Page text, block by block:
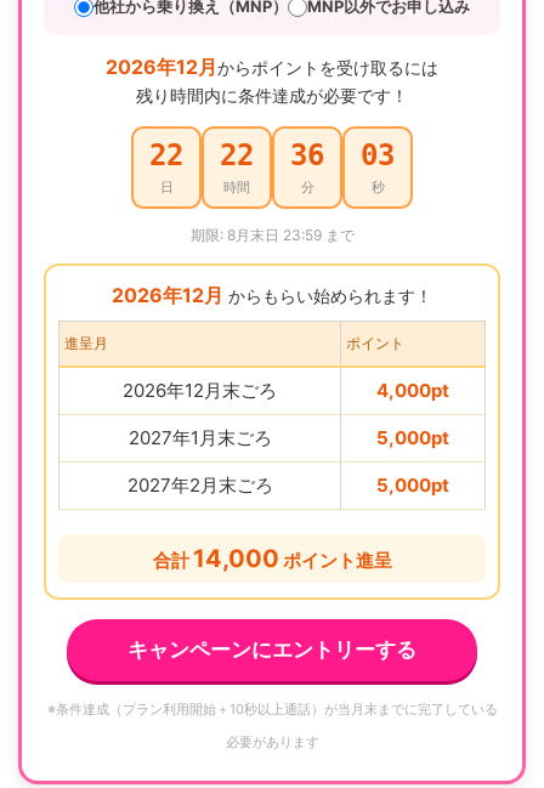
他社から乗り換え（MNP） MNP以外でお申し込み
2026年12月 からポイントを受け取るには
残り時間内に条件達成が必要です！
22
日
22
時間
36
分
02
秒
期限: 8月末日 23:59 まで
2026年12月 からもらい始められます！
進呈月 ポイント
2026年12月末ごろ 4,000pt
2027年1月末ごろ 5,000pt
2027年2月末ごろ 5,000pt
合計14,000 ポイント進呈
キャンペーンにエントリーする
※条件達成（プラン利用開始＋10秒以上通話）が当月末までに完了している
必要があります